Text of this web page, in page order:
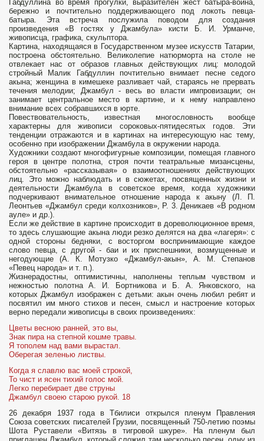
Габдуллина во время прогулки, вы­разителен жест батыра-воина,
бережно и почтительно поддержи­вающего под локоть певца-
батыра. Эта встреча послужила поводом для создания
произведения «В гостях у Джамбула» кисти Б. И. Урманче,
живописца, графика, скульптора.
Картина, находящаяся в Государственном музее искусств Татарии,
построена обстоятельно. Великолепие натюрморта на столе не
отвлекает нас от образов главных действующих лиц: молодой
стройный Малик Габдуллин почтительно внимает песне седого
акына; женщина в кимешеке разливает чай, стараясь не прервать
течения мелодии; Джамбул - весь во власти импровизации; он
занимает центральное место в картине, и к нему направлено
внимание всех собравшихся в юрте.
Повествовательность, известная многословность вообще
характерны для живо­писи сороковых-пятидесятых годов. Эти
тенденции отражаются и в картинах на интересующую нас тему,
особенно при изображении Джамбула в окружении народа.
Художники создают многофигурные композиции, помещая глав­ного
героя в центре полотна, строя почти театральные мизансцены,
обстоятель­но «рассказывая» о взаимоотношениях действующих
лиц. Это можно наблю­дать и в сюжетах, посвященных жизни и
деятельности Джамбула в советское время, когда художники
подчеркивают внимательное отношение народа к акыну (Л. П.
Леонтьев «Джамбул среди колхозников», Р. 3. Деникаев «В род­ном
ауле» и др.).
Если же действие в картине происходит в дореволюцион­ное время,
то здесь слушающие акына люди резко делятся на два «лагеря»: с
одной стороны бедняки, с восторгом воспринимающие каждое
слово певца, с другой - баи и их приспешники, возмущенные и
негодующие (А. К. Мотузко «Джамбул-акын», А. М. Степанов
«Певец народа» и т. п.).
Жизнерадостны, оптимистичны, наполнены теплым чувством и
нежностью полотна А. И. Бортникова и Б. А. Янковского, на
которых Джамбул изображен с детьми: акын очень любил ребят и
посвятил им много стихов и песен, смысл и настроение которых
верно передали живописцы в своих произведениях:
Цветы весною ранней, это вы,
Знак пира на степной кошме травы.
Я тополем над вами вырастал.
Оберегая зеленью листвы.
Когда я славлю вас моей строкой,
То чист и ясен тихий голос мой.
Легко перебирает две струны
Джамбул своею старою рукой. 18
26 декабря 1937 года в Тбилиси открылся пленум Правления
Союза советских писателей Грузии, посвященный 750-летию поэмы
Шота Руставели «Витязь в тигровой шкуре». На пленум был